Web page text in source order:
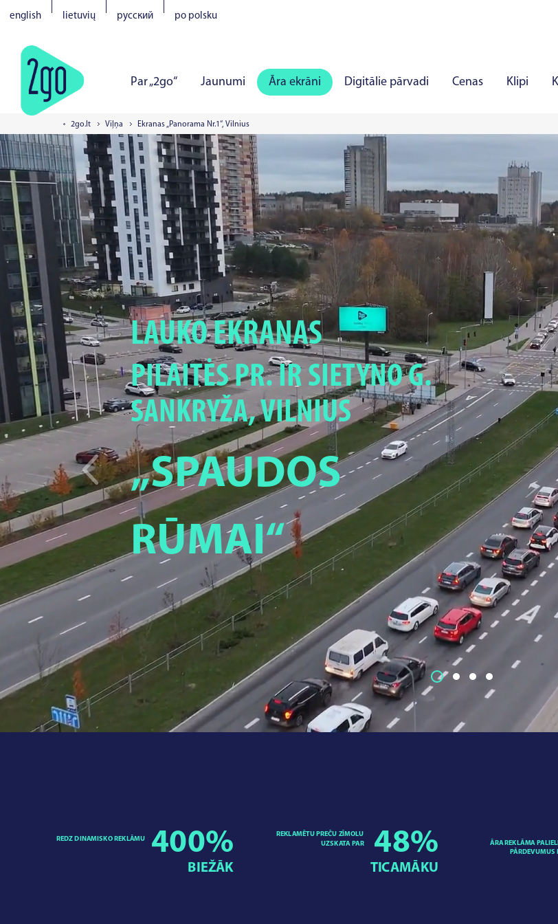
english lietuvių русский po polsku
Par „2go“ Jaunumi Āra ekrāni Digitālie pārvadi Cenas Klipi
Viļņa Kauņa Klaipēda
Pērnavā Narvā Kuresārē Rakverē
2go.lt Viļņa Ekranas „Panorama Nr.1“, Vilnius
LAUKO EKRANAS
PILAITĖS PR. IR SIETYNO G.
SANKRYŽA, VILNIUS
„SPAUDOS
RŪMAI“
REDZ DINAMISKO REKLĀMU 400%
BIEŽĀK
REKLAMĒTU PREČU ZĪMOLU
UZSKATA PAR 48%
TICAMĀKU
ĀRA REKLĀMA
PĀRDEVUMUS